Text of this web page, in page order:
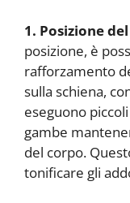
1. Posizione
posizione, è
rafforzamento
sulla schiena,
eseguono
gambe
del corpo.
tonificare gli